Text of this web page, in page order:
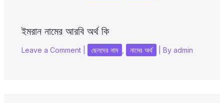
ইমরান নামের আরবি অর্থ কি
Leave a Comment ছেলদের নাম নামের অর্থ | By admin